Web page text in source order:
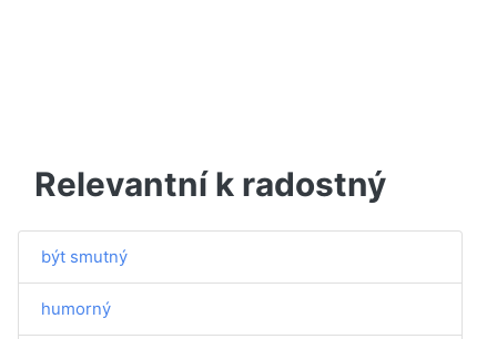
Relevantní k radostný
být smutný
humorný